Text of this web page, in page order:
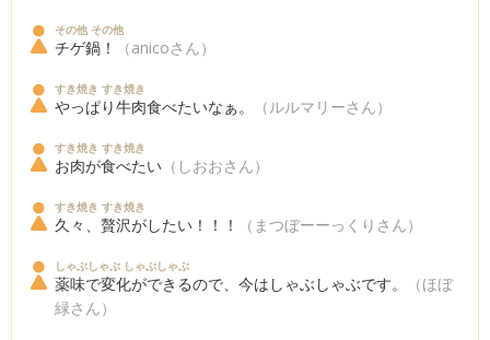
その他 その他
チゲ鍋！ （anicoさん）
すき焼き すき焼き
やっぱり牛肉食べたいなぁ。 （ルルマリーさん）
すき焼き すき焼き
お肉が食べたい （しおおさん）
すき焼き すき焼き
久々、贅沢がしたい！！！ （まつぼーーっくりさん）
しゃぶしゃぶ しゃぶしゃぶ
薬味で変化ができるので、今はしゃぶしゃぶです。
（ほぼ
緑さん）